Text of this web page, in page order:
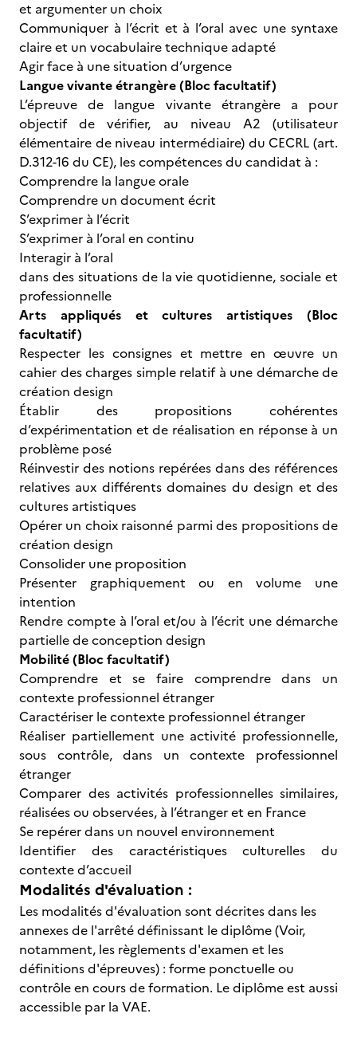
et argumenter un choix
Communiquer à l’écrit et à l’oral avec une syntaxe
claire et un vocabulaire technique adapté
Agir face à une situation d’urgence
Langue vivante étrangère (Bloc facultatif)
L’épreuve de langue vivante étrangère a pour
objectif de vérifier, au niveau A2 (utilisateur
élémentaire de niveau intermédiaire) du CECRL (art.
D.312-16 du CE), les compétences du candidat à :
Comprendre la langue orale
Comprendre un document écrit
S’exprimer à l’écrit
S’exprimer à l’oral en continu
Interagir à l’oral
dans des situations de la vie quotidienne, sociale et
professionnelle
Arts appliqués et cultures artistiques (Bloc
facultatif)
Respecter les consignes et mettre en œuvre un
cahier des charges simple relatif à une démarche de
création design
Établir des propositions cohérentes
d’expérimentation et de réalisation en réponse à un
problème posé
Réinvestir des notions repérées dans des références
relatives aux différents domaines du design et des
cultures artistiques
Opérer un choix raisonné parmi des propositions de
création design
Consolider une proposition
Présenter graphiquement ou en volume une
intention
Rendre compte à l’oral et/ou à l’écrit une démarche
partielle de conception design
Mobilité (Bloc facultatif)
Comprendre et se faire comprendre dans un
contexte professionnel étranger
Caractériser le contexte professionnel étranger
Réaliser partiellement une activité professionnelle,
sous contrôle, dans un contexte professionnel
étranger
Comparer des activités professionnelles similaires,
réalisées ou observées, à l’étranger et en France
Se repérer dans un nouvel environnement
Identifier des caractéristiques culturelles du
contexte d’accueil
Modalités d'évaluation :
Les modalités d'évaluation sont décrites dans les
annexes de l'arrêté définissant le diplôme (Voir,
notamment, les règlements d'examen et les
définitions d'épreuves) : forme ponctuelle ou
contrôle en cours de formation. Le diplôme est aussi
accessible par la VAE.